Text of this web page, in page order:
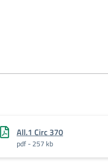
All.1 Circ 370
pdf - 257 kb